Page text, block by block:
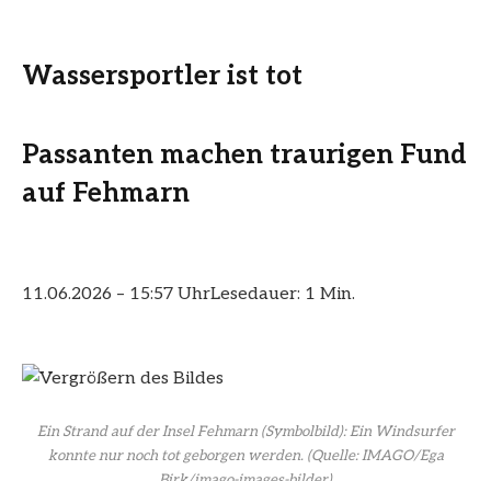
Wassersportler ist tot
Passanten machen traurigen Fund
auf Fehmarn
11.06.2026 – 15:57 UhrLesedauer: 1 Min.
Ein Strand auf der Insel Fehmarn (Symbolbild): Ein Windsurfer
konnte nur noch tot geborgen werden.(Quelle: IMAGO/Ega